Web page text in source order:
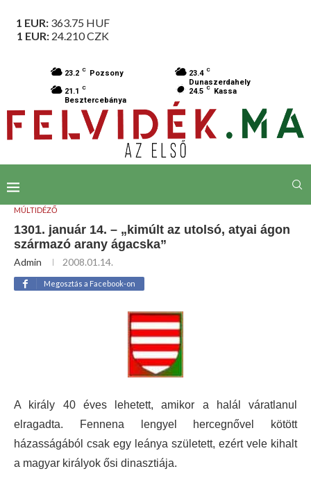
1 EUR: 363.75 HUF
1 EUR: 24.210CZK
23.2 C Pozsony 23.4 C
Dunaszerdahely
21.1 C
Besztercebánya
24.5 C Kassa
MÚLTIDÉZŐ
1301. január 14. – „kimúlt az utolsó, atyai ágon
származó arany ágacska”
Admin 2008.01.14.
Megosztás a Facebook-on
A király 40 éves lehetett, amikor a halál váratlanul
elragadta. Fennena lengyel hercegnővel kötött
házasságából csak egy leánya született, ezért vele kihalt
a magyar királyok ősi dinasztiája.